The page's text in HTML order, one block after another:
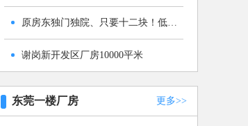
原房东独门独院、只要十二块！低价出租
谢岗新开发区厂房10000平米
东莞一楼厂房 更多>>